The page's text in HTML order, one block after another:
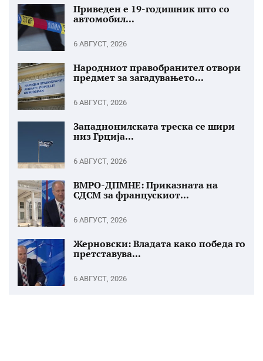
Приведен е 19-годишник што со
автомобил...
6 АВГУСТ, 2026
Народниот правобранител отвори
предмет за загадувањето...
6 АВГУСТ, 2026
Западнонилската треска се шири
низ Грција...
6 АВГУСТ, 2026
ВМРО-ДПМНЕ: Приказната на
СДСМ за францускиот...
6 АВГУСТ, 2026
Жерновски: Владата како победа го
претставува...
6 АВГУСТ, 2026